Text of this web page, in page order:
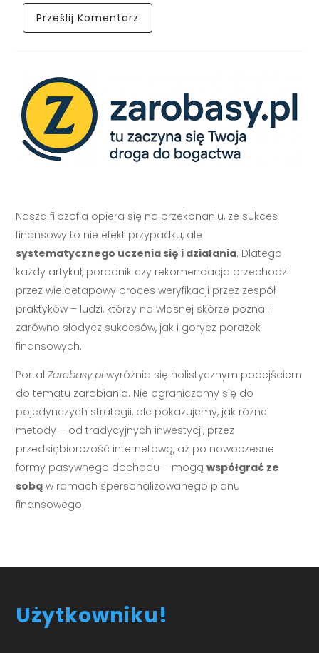
Nasza filozofia opiera się na przekonaniu, że sukces
finansowy to nie efekt przypadku, ale
systematycznego uczenia się i działania. Dlatego
każdy artykuł, poradnik czy rekomendacja przechodzi
przez wieloetapowy proces weryfikacji przez zespół
praktyków – ludzi, którzy na własnej skórze poznali
zarówno słodycz sukcesów, jak i gorycz porażek
finansowych.
PortalZarobasy.pl wyróżnia się holistycznym podejściem
do tematu zarabiania. Nie ograniczamy się do
pojedynczych strategii, ale pokazujemy, jak różne
metody – od tradycyjnych inwestycji, przez
przedsiębiorczość internetową, aż po nowoczesne
formy pasywnego dochodu – mogąwspółgrać ze
sobą w ramach spersonalizowanego planu
finansowego.
Użytkowniku!